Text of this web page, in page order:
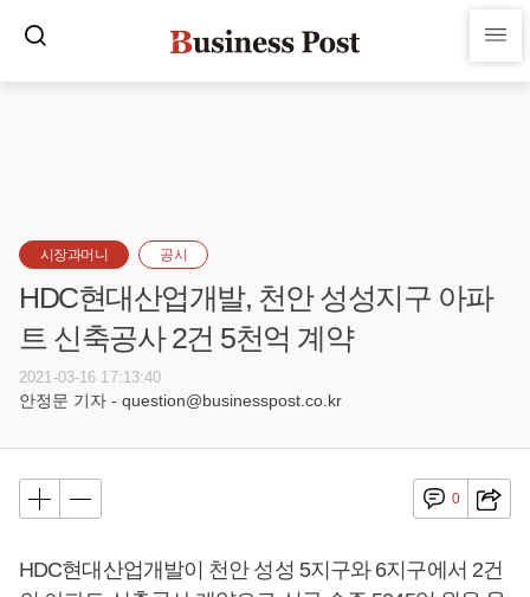
시장과머니 공시
HDC현대산업개발, 천안 성성지구 아파
트 신축공사 2건 5천억 계약
2021-03-16 17:13:40
안정문 기자 - question@businesspost.co.kr
0
HDC현대산업개발이 천안 성성 5지구와 6지구에서 2건